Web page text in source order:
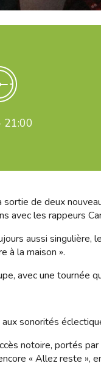
21:00
de deux
les rappeurs
aussi singulière,
à la maison ».
avec une tournée
sonorités
notoire, portés
« Allez reste »,